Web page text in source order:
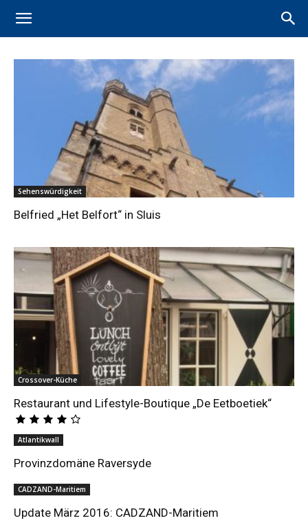
Sehenswürdigkeit
Belfried „Het Belfort“ in Sluis
Crossover-Küche
Restaurant und Lifestyle-Boutique „De Eetboetiek“
Atlantikwall
Provinzdomäne Raversyde
CADZAND-Maritiem
Update März 2016: CADZAND-Maritiem